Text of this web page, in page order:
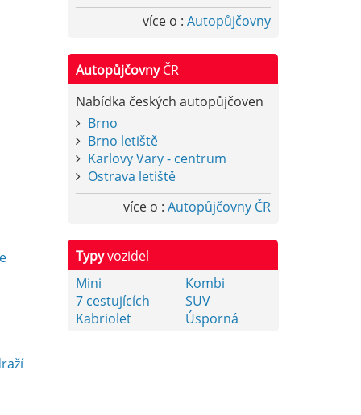
více o : Autopůjčovny
AutopůjčovnyČR
Nabídka českých autopůjčoven
Brno
Brno letiště
Karlovy Vary - centrum
Ostrava letiště
více o : Autopůjčovny ČR
Typyvozidel
Mini
Kombi
7 cestujících
SUV
Kabriolet
Úsporná